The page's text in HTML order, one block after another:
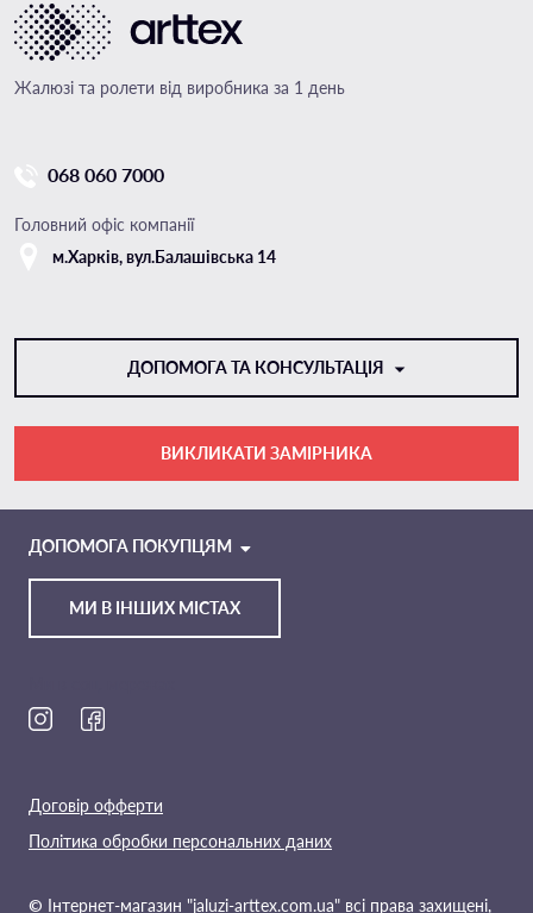
Жалюзі та ролети від виробника за 1 день
068 060 7000
Головний офіс компанії
м.Харкiв, вул.Балашівська 14
ДОПОМОГА ТА КОНСУЛЬТАЦІЯ
TELEGRAM
ВИКЛИКАТИ ЗАМІРНИКА
МИ В ІНШИХ МІСТАХ
ДОПОМОГА ПОКУПЦЯМ
© Інтернет-магазин "jaluzi-arttex.com.ua" всі права захищені,
Договір офферти
Політика обробки персональних даних